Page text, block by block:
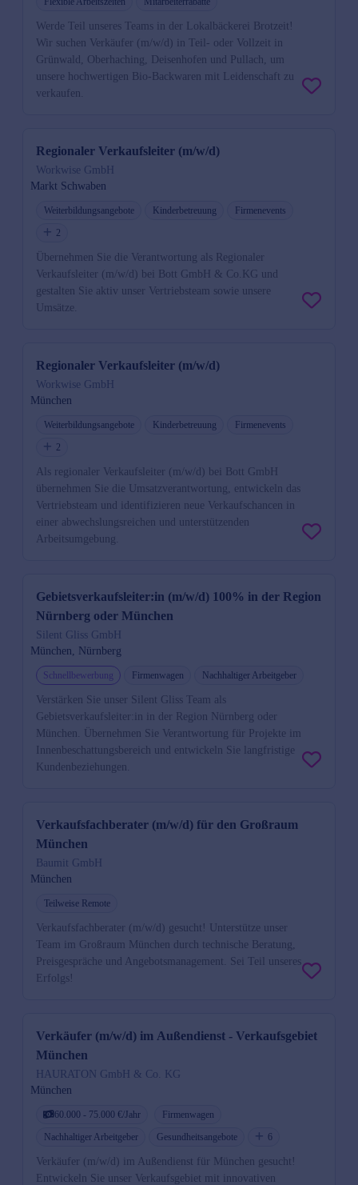
Werde Teil unseres Teams in der Lokalbäckerei Brotzeit!
Wir suchen Verkäufer (m/w/d) in Teil- oder Vollzeit in
Grünwald, Oberhaching, Deisenhofen und Pullach, um
unsere hochwertigen Bio-Backwaren mit Leidenschaft zu
verkaufen.
Regionaler Verkaufsleiter (m/w/d)
Workwise GmbH
Markt Schwaben
Weiterbildungsangebote Kinderbetreuung
Firmenevents
2
Übernehmen Sie die Verantwortung als Regionaler
Verkaufsleiter (m/w/d) bei Bott GmbH & Co.KG und
gestalten Sie aktiv unser Vertriebsteam sowie unsere
Umsätze.
Regionaler Verkaufsleiter (m/w/d)
Workwise GmbH
München
Weiterbildungsangebote Kinderbetreuung
Firmenevents
2
Als regionaler Verkaufsleiter (m/w/d) bei Bott GmbH
übernehmen Sie die Umsatzverantwortung, entwickeln das
Vertriebsteam und identifizieren neue Verkaufschancen in
einer abwechslungsreichen und unterstützenden
Arbeitsumgebung.
Gebietsverkaufsleiter:in (m/w/d) 100% in der Region
Nürnberg oder München
Silent Gliss GmbH
München, Nürnberg
Schnellbewerbung Firmenwagen Nachhaltiger Arbeitgeber
Verstärken Sie unser Silent Gliss Team als
Gebietsverkaufsleiter:in in der Region Nürnberg oder
München. Übernehmen Sie Verantwortung für Projekte im
Innenbeschattungsbereich und entwickeln Sie langfristige
Kundenbeziehungen.
Verkaufsfachberater (m/w/d) für den Großraum
München
Baumit GmbH
München
Teilweise Remote
Verkaufsfachberater (m/w/d) gesucht! Unterstütze unser
Team im Großraum München durch technische Beratung,
Preisgespräche und Angebotsmanagement. Sei Teil unseres
Erfolgs!
Verkäufer (m/w/d) im Außendienst - Verkaufsgebiet
München
HAURATON GmbH & Co. KG
München
60.000 - 75.000 €/Jahr
Firmenwagen
Nachhaltiger Arbeitgeber
Gesundheitsangebote 6
Verkäufer (m/w/d) im Außendienst für München gesucht!
Entwickeln Sie unser Verkaufsgebiet mit innovativen